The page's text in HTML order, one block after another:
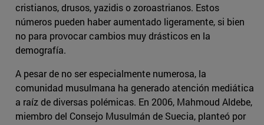
cristianos, drusos, yazidis o zoroastrianos. Estos
números pueden haber aumentado ligeramente, si bien
no para provocar cambios muy drásticos en la
demografía.
A pesar de no ser especialmente numerosa, la
comunidad musulmana ha generado atención mediática
a raíz de diversas polémicas. En 2006, Mahmoud Aldebe,
miembro del Consejo Musulmán de Suecia, planteó por